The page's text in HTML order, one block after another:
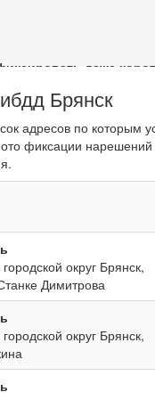
даже
Брянск
адресов по которым
фиксации
округ Брянск,
Димитрова
округ Брянск,